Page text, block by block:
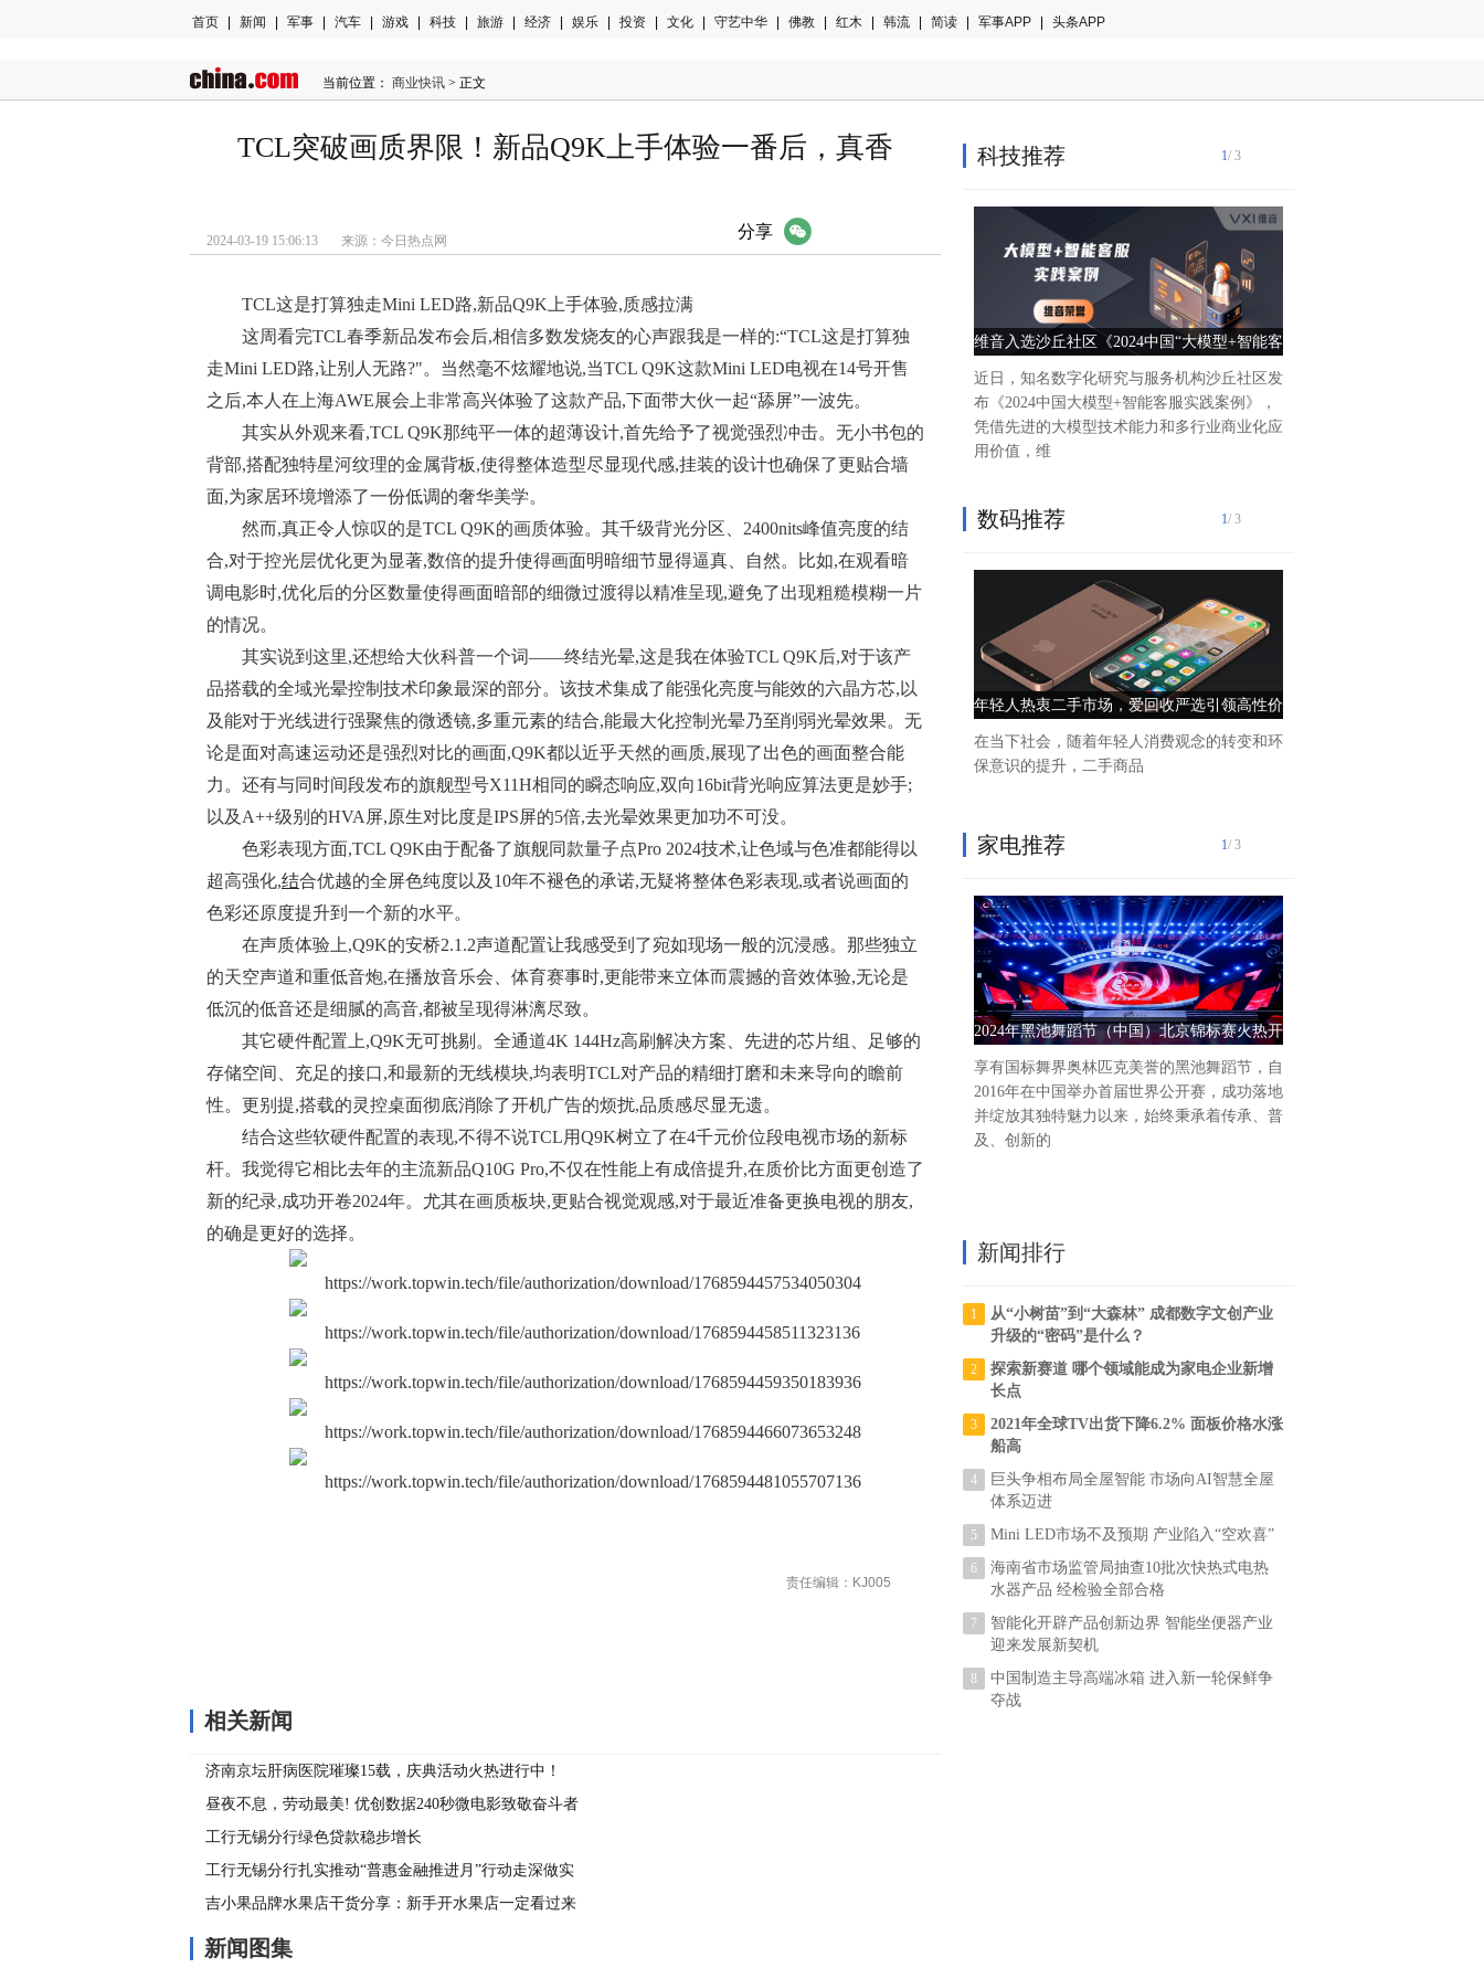
首页 新闻 军事 汽车 游戏 科技 旅游 经济 娱乐 投资 文化 守艺中华 佛教 红木 韩流 简读 军事APP 头条APP
当前位置： 商业快讯 > 正文
TCL突破画质界限！新品Q9K上手体验一番后，真香
2024-03-19 15:06:13 来源：今日热点网 分享
TCL这是打算独走Mini LED路,新品Q9K上手体验,质感拉满
这周看完TCL春季新品发布会后,相信多数发烧友的心声跟我是一样的:“TCL这是打算独
走Mini LED路,让别人无路?"。当然毫不炫耀地说,当TCL Q9K这款Mini LED电视在14号开售
之后,本人在上海AWE展会上非常高兴体验了这款产品,下面带大伙一起“舔屏”一波先。
其实从外观来看,TCL Q9K那纯平一体的超薄设计,首先给予了视觉强烈冲击。无小书包的
背部,搭配独特星河纹理的金属背板,使得整体造型尽显现代感,挂装的设计也确保了更贴合墙
面,为家居环境增添了一份低调的奢华美学。
然而,真正令人惊叹的是TCL Q9K的画质体验。其千级背光分区、2400nits峰值亮度的结
合,对于控光层优化更为显著,数倍的提升使得画面明暗细节显得逼真、自然。比如,在观看暗
调电影时,优化后的分区数量使得画面暗部的细微过渡得以精准呈现,避免了出现粗糙模糊一片
的情况。
其实说到这里,还想给大伙科普一个词——终结光晕,这是我在体验TCL Q9K后,对于该产
品搭载的全域光晕控制技术印象最深的部分。该技术集成了能强化亮度与能效的六晶方芯,以
及能对于光线进行强聚焦的微透镜,多重元素的结合,能最大化控制光晕乃至削弱光晕效果。无
论是面对高速运动还是强烈对比的画面,Q9K都以近乎天然的画质,展现了出色的画面整合能
力。还有与同时间段发布的旗舰型号X11H相同的瞬态响应,双向16bit背光响应算法更是妙手;
以及A++级别的HVA屏,原生对比度是IPS屏的5倍,去光晕效果更加功不可没。
色彩表现方面,TCL Q9K由于配备了旗舰同款量子点Pro 2024技术,让色域与色准都能得以
超高强化,结合优越的全屏色纯度以及10年不褪色的承诺,无疑将整体色彩表现,或者说画面的
色彩还原度提升到一个新的水平。
在声质体验上,Q9K的安桥2.1.2声道配置让我感受到了宛如现场一般的沉浸感。那些独立
的天空声道和重低音炮,在播放音乐会、体育赛事时,更能带来立体而震撼的音效体验,无论是
低沉的低音还是细腻的高音,都被呈现得淋漓尽致。
其它硬件配置上,Q9K无可挑剔。全通道4K 144Hz高刷解决方案、先进的芯片组、足够的
存储空间、充足的接口,和最新的无线模块,均表明TCL对产品的精细打磨和未来导向的瞻前
性。更别提,搭载的灵控桌面彻底消除了开机广告的烦扰,品质感尽显无遗。
结合这些软硬件配置的表现,不得不说TCL用Q9K树立了在4千元价位段电视市场的新标
杆。我觉得它相比去年的主流新品Q10G Pro,不仅在性能上有成倍提升,在质价比方面更创造了
新的纪录,成功开卷2024年。尤其在画质板块,更贴合视觉观感,对于最近准备更换电视的朋友,
的确是更好的选择。
责任编辑：KJ005
相关新闻
济南京坛肝病医院璀璨15载，庆典活动火热进行中！
昼夜不息，劳动最美! 优创数据240秒微电影致敬奋斗者
工行无锡分行绿色贷款稳步增长
工行无锡分行扎实推动“普惠金融推进月”行动走深做实
吉小果品牌水果店干货分享：新手开水果店一定看过来
新闻图集
科技推荐
维音入选沙丘社区《2024中国“大模型+智能客
服”实践案例TOP10》
近日，知名数字化研究与服务机构沙丘社区发
布《2024中国大模型+智能客服实践案例》，
凭借先进的大模型技术能力和多行业商业化应
用价值，维
1/ 3
数码推荐
年轻人热衷二手市场，爱回收严选引领高性价
比消费新风尚
在当下社会，随着年轻人消费观念的转变和环
保意识的提升，二手商品
1/ 3
家电推荐
2024年黑池舞蹈节（中国）北京锦标赛火热开
幕
享有国标舞界奥林匹克美誉的黑池舞蹈节，自
2016年在中国举办首届世界公开赛，成功落地
并绽放其独特魅力以来，始终秉承着传承、普
及、创新的
1/ 3
新闻排行
1
从“小树苗”到“大森林” 成都数字文创产业
升级的“密码”是什么？
2
探索新赛道 哪个领域能成为家电企业新增
长点
3
2021年全球TV出货下降6.2% 面板价格水涨
船高
4
巨头争相布局全屋智能 市场向AI智慧全屋
体系迈进
5 Mini LED市场不及预期 产业陷入“空欢喜”
6
海南省市场监管局抽查10批次快热式电热
水器产品 经检验全部合格
7
智能化开辟产品创新边界 智能坐便器产业
迎来发展新契机
8
中国制造主导高端冰箱 进入新一轮保鲜争
夺战